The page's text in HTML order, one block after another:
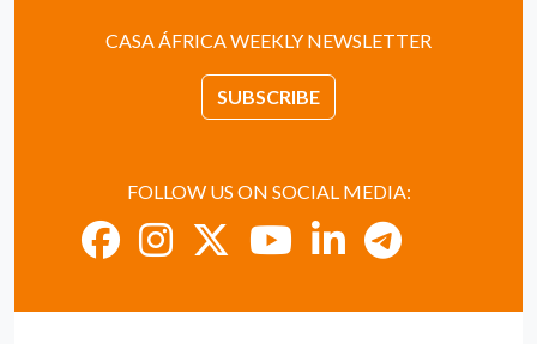
CASA ÁFRICA WEEKLY NEWSLETTER
SUBSCRIBE
FOLLOW US ON SOCIAL MEDIA: